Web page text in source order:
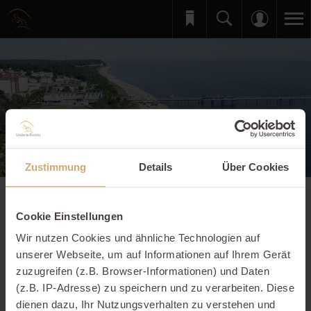
Zustimmung Details Über Cookies
Cookie Einstellungen
Wir nutzen Cookies und ähnliche Technologien auf
unserer Webseite, um auf Informationen auf Ihrem Gerät
zuzugreifen (z.B. Browser-Informationen) und Daten
(z.B. IP-Adresse) zu speichern und zu verarbeiten. Diese
dienen dazu, Ihr Nutzungsverhalten zu verstehen und
Merkzettel
Ihre Favoriten im Überblick
Hier finden Sie Ihre persönlichen Favoriten auf einen Blick
wieder und können direkt miteinander vergleichen.
Ihre Wunschliste ist zur Zeit noch leer!